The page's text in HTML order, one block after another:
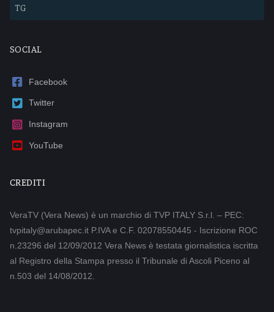
TG
SOCIAL
Facebook
Twitter
Instagram
YouTube
CREDITI
VeraTV (Vera News) è un marchio di TVP ITALY S.r.l. – PEC:
tvpitaly@arubapec.it P.IVA e C.F. 02078550445 - Iscrizione ROC
n.23296 del 12/09/2012 Vera News è testata giornalistica iscritta
al Registro della Stampa presso il Tribunale di Ascoli Piceno al
n.503 del 14/08/2012.